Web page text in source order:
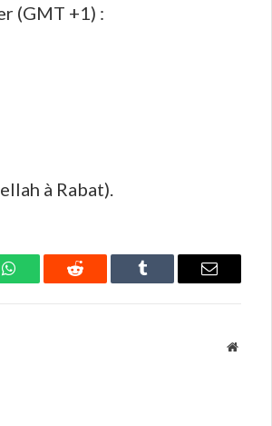
(GMT +1) :
à Rabat).
WhatsAppReddit Tumblr Email
Website